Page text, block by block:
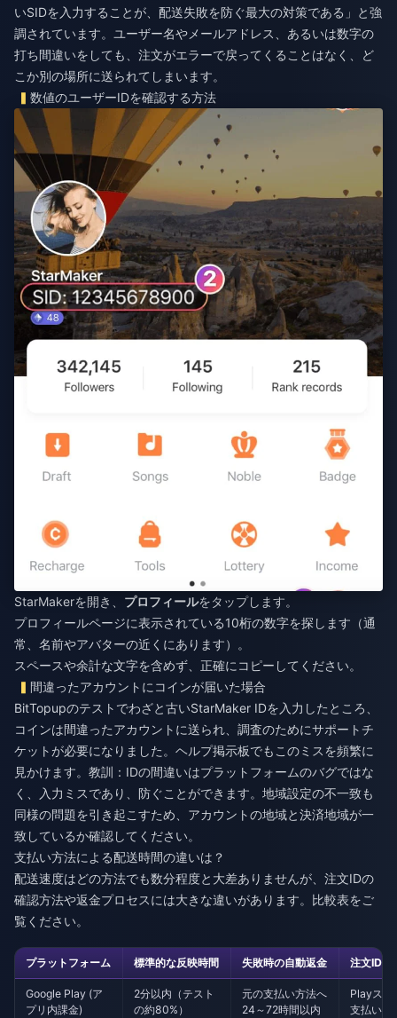
いSIDを入力することが、配送失敗を防ぐ最大の対策である」と強
調されています。ユーザー名やメールアドレス、あるいは数字の
打ち間違いをしても、注文がエラーで戻ってくることはなく、ど
こか別の場所に送られてしまいます。
数値のユーザーIDを確認する方法
StarMakerを開き、 プロフィールをタップします。
プロフィールページに表示されている10桁の数字を探します（通
常、名前やアバターの近くにあります）。
スペースや余計な文字を含めず、正確にコピーしてください。
間違ったアカウントにコインが届いた場合
BitTopupのテストでわざと古いStarMaker IDを入力したところ、
コインは間違ったアカウントに送られ、調査のためにサポートチ
ケットが必要になりました。ヘルプ掲示板でもこのミスを頻繁に
見かけます。教訓：IDの間違いはプラットフォームのバグではな
く、入力ミスであり、防ぐことができます。地域設定の不一致も
同様の問題を引き起こすため、アカウントの地域と決済地域が一
致しているか確認してください。
支払い方法による配送時間の違いは？
配送速度はどの方法でも数分程度と大差ありませんが、注文IDの
確認方法や返金プロセスには大きな違いがあります。比較表をご
覧ください。
プラットフォーム 標準的な反映時間 失敗時の自動返金 注文IDの
Google Play (ア
プリ内課金)
2分以内（テスト
の約80%）
元の支払い方法へ
24～72時間以内
Playス
支払いと